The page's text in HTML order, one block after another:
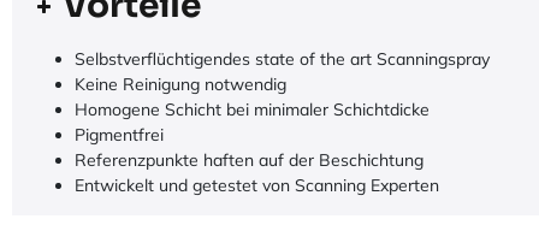
Selbstverflüchtigendes state of the art Scanningspray
Keine Reinigung notwendig
Homogene Schicht bei minimaler Schichtdicke
Pigmentfrei
Referenzpunkte haften auf der Beschichtung
Entwickelt und getestet von Scanning Experten